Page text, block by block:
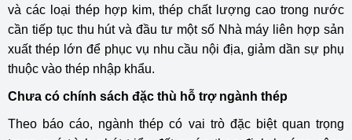
và các loại thép hợp kim, thép chất lượng cao trong nước
cần tiếp tục thu hút và đầu tư một số Nhà máy liên hợp sản
xuất thép lớn để phục vụ nhu cầu nội địa, giảm dần sự phụ
thuộc vào thép nhập khẩu.
Chưa có chính sách đặc thù hỗ trợ ngành thép
Theo báo cáo, ngành thép có vai trò đặc biệt quan trọng